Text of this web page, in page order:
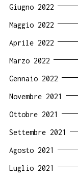
Giugno 2022
Maggio 2022
Aprile 2022
Marzo 2022
Gennaio 2022
Novembre 2021
Ottobre 2021
Settembre 2021
Agosto 2021
Luglio 2021